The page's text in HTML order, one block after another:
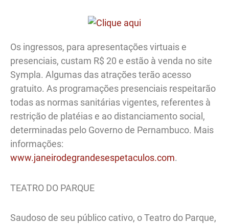
Os ingressos, para apresentações virtuais e
presenciais, custam R$ 20 e estão à venda no site
Sympla. Algumas das atrações terão acesso
gratuito. As programações presenciais respeitarão
todas as normas sanitárias vigentes, referentes à
restrição de platéias e ao distanciamento social,
determinadas pelo Governo de Pernambuco. Mais
informações:
www.janeirodegrandesespetaculos.com.
TEATRO DO PARQUE
Saudoso de seu público cativo, o Teatro do Parque,